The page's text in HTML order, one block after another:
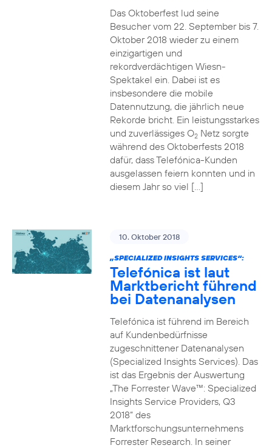
Das Oktoberfest lud seine
Besucher vom 22. September bis 7.
Oktober 2018 wieder zu einem
einzigartigen und
rekordverdächtigen Wiesn-
Spektakel ein. Dabei ist es
insbesondere die mobile
Datennutzung, die jährlich neue
Rekorde bricht. Ein leistungsstarkes
und zuverlässiges O2Netz sorgte
während des Oktoberfests 2018
dafür, dass Telefónica-Kunden
ausgelassen feiern konnten und in
diesem Jahr so viel […]
10. Oktober 2018
„SPECIALIZED INSIGHTS SERVICES“:
Telefónica ist laut
Marktbericht führend
bei Datenanalysen
Telefónica ist führend im Bereich
auf Kundenbedürfnisse
zugeschnittener Datenanalysen
(Specialized Insights Services). Das
ist das Ergebnis der Auswertung
„The Forrester Wave™: Specialized
Insights Service Providers, Q3
2018“ des
Marktforschungsunternehmens
Forrester Research. In seiner